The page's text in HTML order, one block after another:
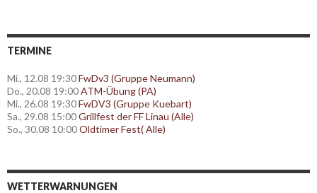
TERMINE
Mi., 12.08 19:30FwDv3 (Gruppe Neumann)
Do., 20.08 19:00ATM-Übung (PA)
Mi., 26.08 19:30FwDV3 (Gruppe Kuebart)
Sa., 29.08 15:00Grillfest der FF Linau (Alle)
So., 30.08 10:00Oldtimer Fest( Alle)
WETTERWARNUNGEN